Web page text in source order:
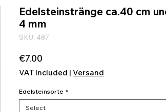
Edelsteinstränge ca.40 cm
4 mm
SKU: 487
€7.00
VAT Included | Versand
Edelsteinsorte *
Select